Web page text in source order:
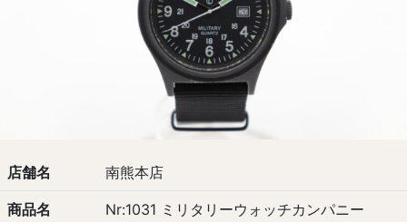
店舗名 南熊本店
商品名 Nr:1031 ミリタリーウォッチカンパニー